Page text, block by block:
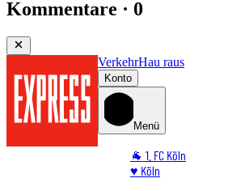
Kommentare · 0
VerkehrHau raus
Konto
Menü
🐐 1. FC Köln
♥️ Köln